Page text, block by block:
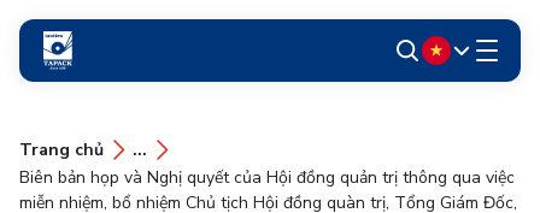
Trang chủ
...
Biên bản họp và Nghị quyết của Hội đồng quản trị thông qua việc
miễn nhiệm, bổ nhiệm Chủ tịch Hội đồng quàn trị, Tổng Giám Đốc,